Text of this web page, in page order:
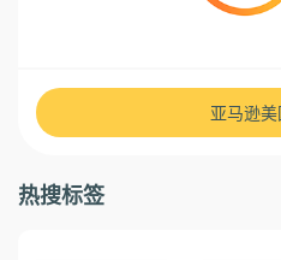
亚马逊
热搜标签